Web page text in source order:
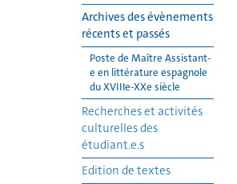
Archives des évènements
récents et passés
Poste de Maître Assistant-
e en littérature espagnole
du XVIIIe-XXe siècle
Recherches et activités
culturelles des
étudiant.e.s
Edition de textes